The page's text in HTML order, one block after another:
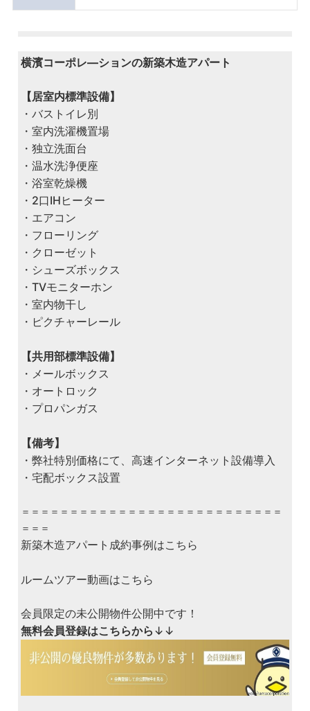
横濱コーポレ―ションの新築木造アパート
【居室内標準設備】
・バストイレ別
・室内洗濯機置場
・独立洗面台
・温水洗浄便座
・浴室乾燥機
・2口IHヒーター
・エアコン
・フローリング
・クローゼット
・シューズボックス
・TVモニターホン
・室内物干し
・ピクチャーレール
【共用部標準設備】
・メールボックス
・オートロック
・プロパンガス
【備考】
・弊社特別価格にて、高速インターネット設備導入
・宅配ボックス設置
＝＝＝＝＝＝＝＝＝＝＝＝＝＝＝＝＝＝＝＝＝＝＝＝＝＝＝
＝＝＝
新築木造アパート成約事例はこちら
ルームツアー動画はこちら
会員限定の未公開物件公開中です！
無料会員登録はこちらから ↓↓